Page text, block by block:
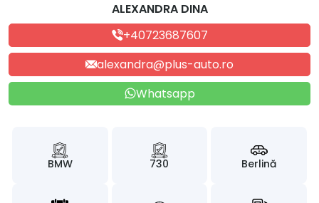
ALEXANDRA DINA
+40723687607
alexandra@plus-auto.ro
Whatsapp
BMW 730 Berlină